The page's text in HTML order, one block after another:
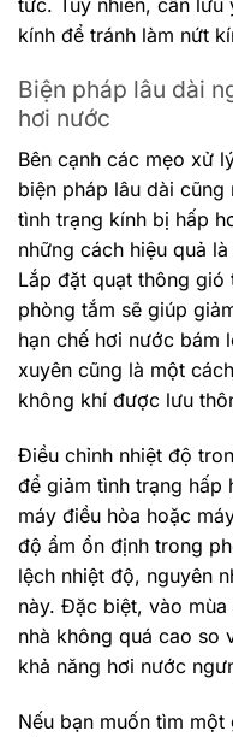
kính để tránh làm nứt
Biện pháp lâu dài
hơi nước
Bên cạnh các mẹo xử
biện pháp lâu dài
tình trạng kính bị hấp
những cách hiệu quả
Lắp đặt quạt thông
phòng tắm sẽ giúp
hạn chế hơi nước bám
xuyên cũng là một
không khí được lưu
Điều chỉnh nhiệt độ
để giảm tình trạng hấp
máy điều hòa hoặc
độ ẩm ổn định trong
lệch nhiệt độ, nguyên
này. Đặc biệt, vào
nhà không quá cao so
khả năng hơi nước
Nếu bạn muốn tìm